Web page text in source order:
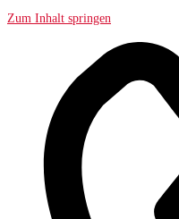
Zum Inhalt springen